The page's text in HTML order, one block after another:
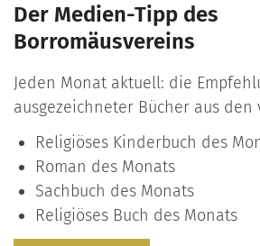
Der Medien-Tipp des
Borromäusvereins
Jeden Monat aktuell: die
ausgezeichneter Bücher aus den
Religiöses Kinderbuch des
Roman des Monats
Sachbuch des Monats
Religiöses Buch des Monats